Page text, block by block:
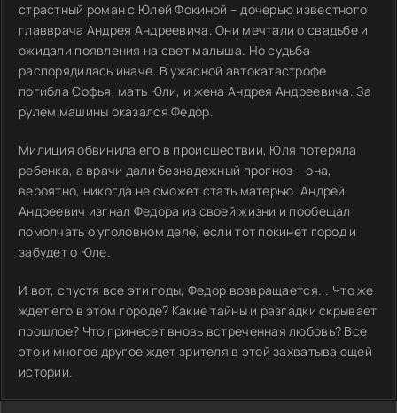
страстный роман с Юлей Фокиной – дочерью известного
главврача Андрея Андреевича. Они мечтали о свадьбе и
ожидали появления на свет малыша. Но судьба
распорядилась иначе. В ужасной автокатастрофе
погибла Софья, мать Юли, и жена Андрея Андреевича. За
рулем машины оказался Федор.
Милиция обвинила его в происшествии, Юля потеряла
ребенка, а врачи дали безнадежный прогноз – она,
вероятно, никогда не сможет стать матерью. Андрей
Андреевич изгнал Федора из своей жизни и пообещал
помолчать о уголовном деле, если тот покинет город и
забудет о Юле.
И вот, спустя все эти годы, Федор возвращается... Что же
ждет его в этом городе? Какие тайны и разгадки скрывает
прошлое? Что принесет вновь встреченная любовь? Все
это и многое другое ждет зрителя в этой захватывающей
истории.